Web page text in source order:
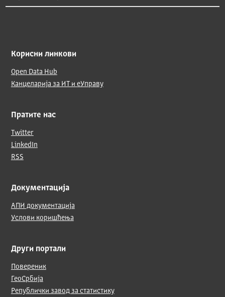
Корисни линкови
Open Data Hub
Канцеларија за ИТ и еУправу
Пратите нас
Twitter
LinkedIn
RSS
Документација
АПИ документација
Услови коришћења
Други портали
Повереник
ГеоСрбија
Републички завод за статистику